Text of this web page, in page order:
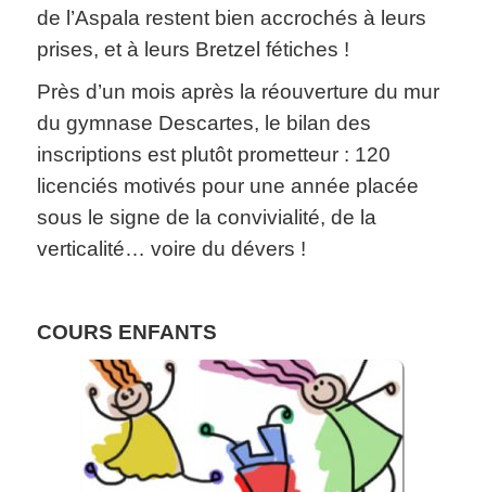
de l’Aspala restent bien accrochés à leurs
prises, et à leurs Bretzel fétiches !
Près d’un mois après la réouverture du mur
du gymnase Descartes, le bilan des
inscriptions est plutôt prometteur : 120
licenciés motivés pour une année placée
sous le signe de la convivialité, de la
verticalité… voire du dévers !
COURS ENFANTS